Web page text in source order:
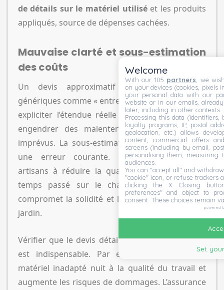
de détails sur le matériel utiliséet les produits
appliqués, source de dépenses cachées.
Mauvaise clarté et sous-estimation
des coûts
Un devis approximatif utilise des termes
génériques comme « entretien » ou « taille », sans
expliciter l’étendue réelle du service. Cela peut
engendrer des malentendus et des surcoûts
imprévus. La sous-estimation tarifaire est aussi
une erreur courante. Elle pousse certains
artisans à réduire la qualité ou à diminuer le
temps passé sur le chantier. Cette stratégie
compromet la solidité et l’esthétique durable du
jardin.
Vérifier que le devis détaille le matériel employé
est indispensable. Par exemple, l’usage d’un
matériel inadapté nuit à la qualité du travail et
augmente les risques de dommages. L’assurance
Welcome
With our 105 partners , we
on your devices (cookies, pixels
your personal data with our
website or in our emails,
later, including in other contexts.
Processing this data (identifiers,
loyalty programs, IP, postal
geolocation, etc.) allows
content, commercial offers
screens (including by email,
personalising them, measuring
audiences.
You can "accept all" and
"cookie" icon, or refuse trackers
clicking the X Closing
preferences" and object to
consent. These choices remain
powered
Set